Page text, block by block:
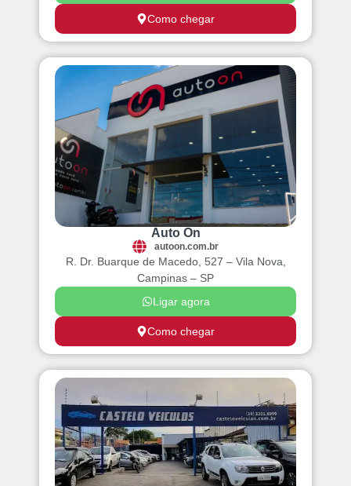
Como chegar
Auto On
autoon.com.br
Como chegar
Ligar agora
R. Dr. Buarque de Macedo, 527 – Vila Nova,
Campinas – SP